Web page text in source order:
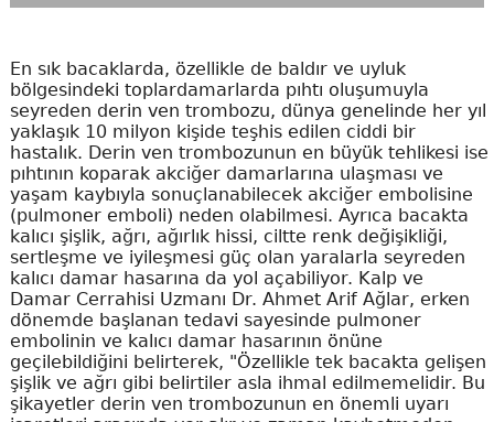
En sık bacaklarda, özellikle de baldır ve uyluk
bölgesindeki toplardamarlarda pıhtı oluşumuyla
seyreden derin ven trombozu, dünya genelinde her yıl
yaklaşık 10 milyon kişide teşhis edilen ciddi bir
hastalık. Derin ven trombozunun en büyük tehlikesi ise
pıhtının koparak akciğer damarlarına ulaşması ve
yaşam kaybıyla sonuçlanabilecek akciğer embolisine
(pulmoner emboli) neden olabilmesi. Ayrıca bacakta
kalıcı şişlik, ağrı, ağırlık hissi, ciltte renk değişikliği,
sertleşme ve iyileşmesi güç olan yaralarla seyreden
kalıcı damar hasarına da yol açabiliyor. Kalp ve
Damar Cerrahisi Uzmanı Dr. Ahmet Arif Ağlar, erken
dönemde başlanan tedavi sayesinde pulmoner
embolinin ve kalıcı damar hasarının önüne
geçilebildiğini belirterek, "Özellikle tek bacakta gelişen
şişlik ve ağrı gibi belirtiler asla ihmal edilmemelidir. Bu
şikayetler derin ven trombozunun en önemli uyarı